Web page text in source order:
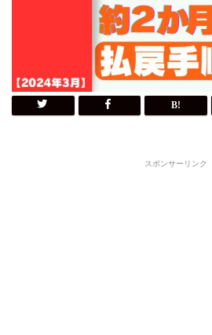
スポンサーリンク